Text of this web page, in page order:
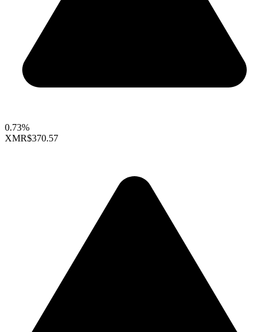
0.73%
XMR$370.57